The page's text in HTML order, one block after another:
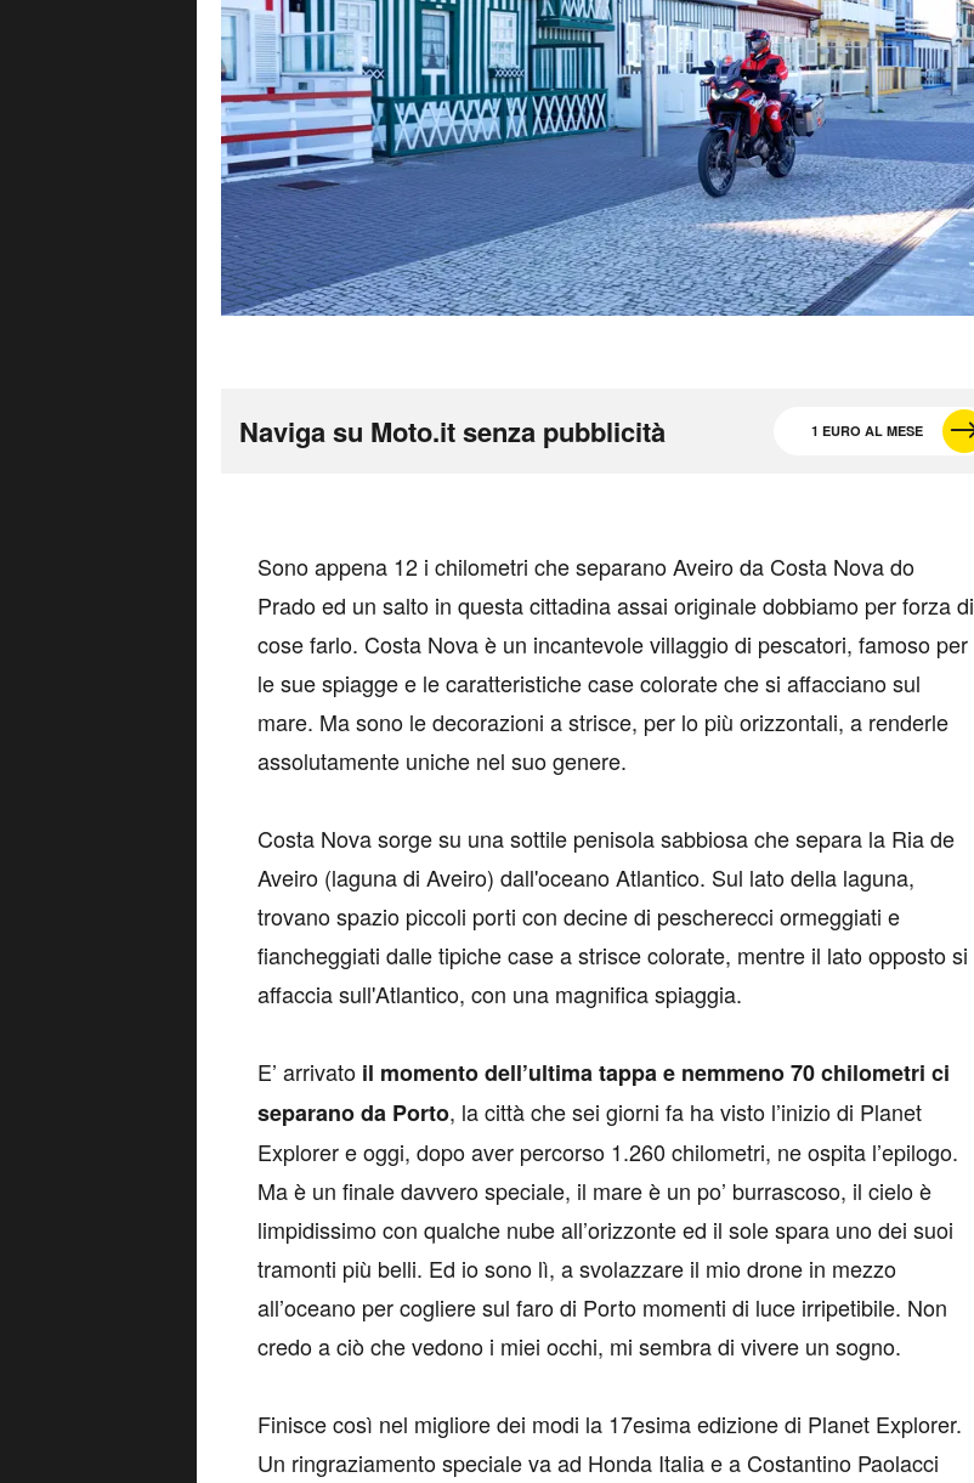
Naviga su Moto.it senza pubblicità 1 EURO AL MESE
Sono appena 12 i chilometri che separano Aveiro da Costa Nova do
Prado ed un salto in questa cittadina assai originale dobbiamo per forza di
cose farlo. Costa Nova è un incantevole villaggio di pescatori, famoso per
le sue spiagge e le caratteristiche case colorate che si affacciano sul
mare. Ma sono le decorazioni a strisce, per lo più orizzontali, a renderle
assolutamente uniche nel suo genere.
Costa Nova sorge su una sottile penisola sabbiosa che separa la Ria de
Aveiro (laguna di Aveiro) dall'oceano Atlantico. Sul lato della laguna,
trovano spazio piccoli porti con decine di pescherecci ormeggiati e
fiancheggiati dalle tipiche case a strisce colorate, mentre il lato opposto si
affaccia sull'Atlantico, con una magnifica spiaggia.
E’ arrivato il momento dell’ultima tappa e nemmeno 70 chilometri ci
separano da Porto, la città che sei giorni fa ha visto l’inizio di Planet
Explorer e oggi, dopo aver percorso 1.260 chilometri, ne ospita l’epilogo.
Ma è un finale davvero speciale, il mare è un po’ burrascoso, il cielo è
limpidissimo con qualche nube all’orizzonte ed il sole spara uno dei suoi
tramonti più belli. Ed io sono lì, a svolazzare il mio drone in mezzo
all’oceano per cogliere sul faro di Porto momenti di luce irripetibile. Non
credo a ciò che vedono i miei occhi, mi sembra di vivere un sogno.
Finisce così nel migliore dei modi la 17esima edizione di Planet Explorer.
Un ringraziamento speciale va ad Honda Italia e a Costantino Paolacci